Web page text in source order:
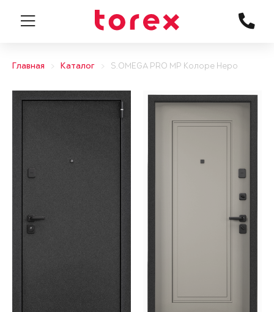
Главная Каталог S.OMEGA PRO MP Колоре Неро